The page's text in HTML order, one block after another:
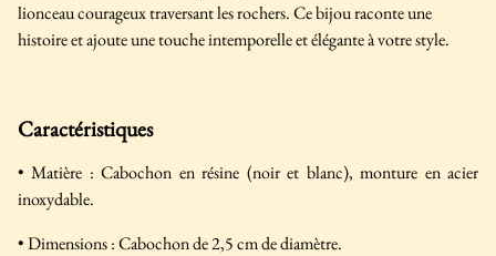
lionceau courageux traversant les rochers. Ce bijou raconte une
histoire et ajoute une touche intemporelle et élégante à votre style.
Caractéristiques
• Matière : Cabochon en résine (noir et blanc), monture en acier
inoxydable.
• Dimensions : Cabochon de 2,5 cm de diamètre.